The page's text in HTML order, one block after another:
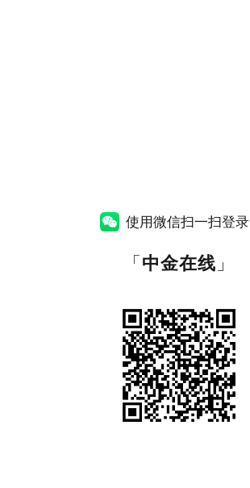
使用微信扫一扫登录
「中金在线 」